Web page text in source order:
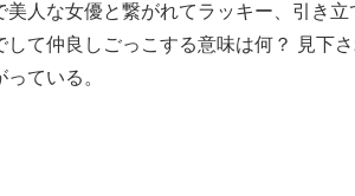
美人な女優と繋がれてラッキー、引き
して仲良しごっこする意味は何？ 見下
ている。